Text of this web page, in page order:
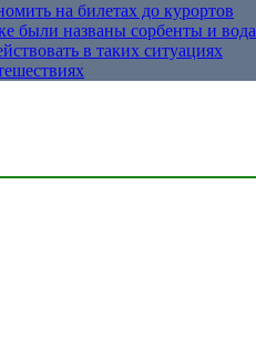
на билетах до курортов
были названы сорбенты и вода
в таких ситуациях